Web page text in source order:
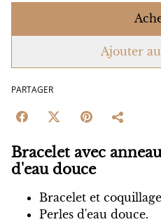
Ajouter
PARTAGER
Bracelet avec
d'eau douce
Bracelet et
Perles d'eau douce.